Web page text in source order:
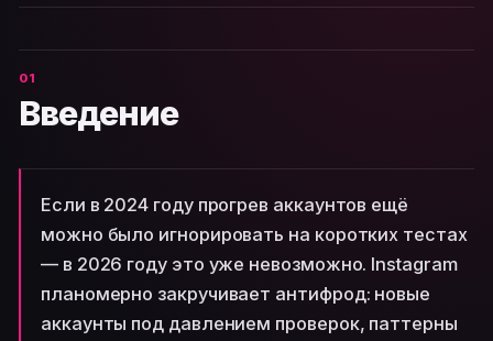
Введение
Если в 2024 году прогрев аккаунтов ещё
можно было игнорировать на коротких тестах
— в 2026 году это уже невозможно. Instagram
планомерно закручивает антифрод: новые
аккаунты под давлением проверок, паттерны